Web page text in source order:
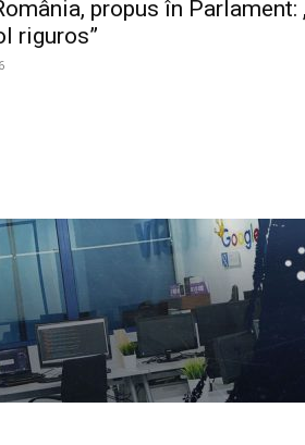
propus în Parlament:
riguros”